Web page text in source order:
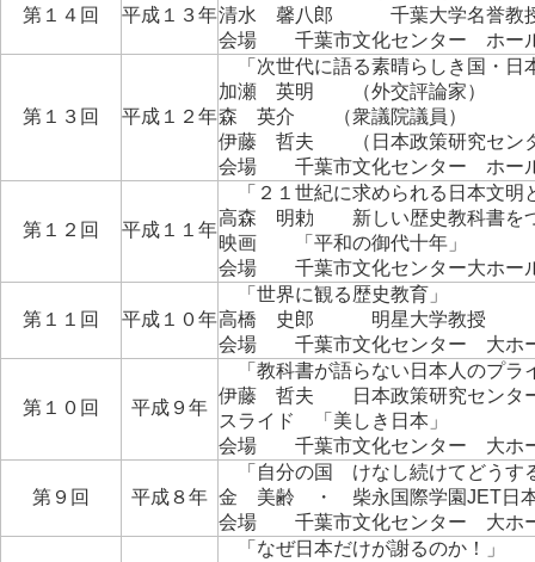
第１４回 平成１３年清水 馨八郎 千葉大学名誉教
会場 千葉市文化センター ホー
第１３回 平成１２年
「次世代に語る素晴らしき国・日
加瀬 英明 （外交評論家）
森 英介 （衆議院議員）
伊藤 哲夫 （日本政策研究セン
会場 千葉市文化センター ホー
第１２回 平成１１年
「２１世紀に求められる日本文明
高森 明勅 新しい歴史教科書をつ
映画 「平和の御代十年」
会場 千葉市文化センター大ホー
第１１回 平成１０年
「世界に観る歴史教育」
高橋 史郎 明星大学教授
会場 千葉市文化センター 大ホ
第１０回 平成９年
「教科書が語らない日本人のプラ
伊藤 哲夫 日本政策研究センタ
スライド 「美しき日本」
会場 千葉市文化センター 大ホ
第９回 平成８年
「自分の国 けなし続けてどうす
金 美齢 ・ 柴永国際学園JET日本
会場 千葉市文化センター 大ホ
「なぜ日本だけが謝るのか！」